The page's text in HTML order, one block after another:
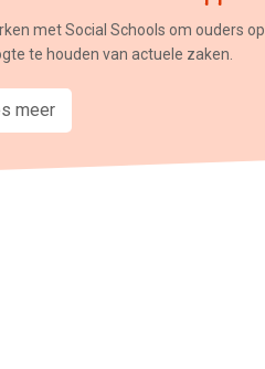
met Social Schools om ouders op
te houden van actuele zaken.
meer